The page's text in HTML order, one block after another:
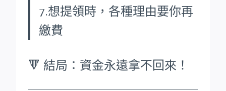
7.想提領時，各種理由要你再
繳費
🔻 結局：資金永遠拿不回來！